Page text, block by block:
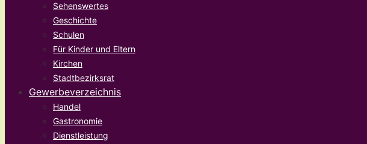
Sehenswertes
Geschichte
Schulen
Für Kinder und Eltern
Kirchen
Stadtbezirksrat
Gewerbeverzeichnis
Handel
Gastronomie
Dienstleistung